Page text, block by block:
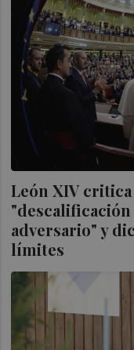
León XIV
adversario" y
límites